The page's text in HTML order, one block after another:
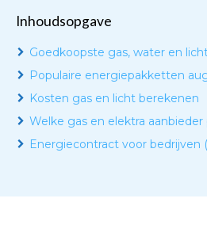
Inhoudsopgave
Goedkoopste gas, water en
Populaire energiepakketten
Kosten gas en licht berekenen
Welke gas en elektra aanbieder
Energiecontract voor bedrijven